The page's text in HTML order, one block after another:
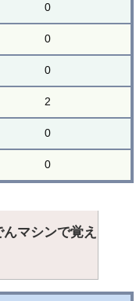
0
0
0
2
0
0
んマシンで覚え